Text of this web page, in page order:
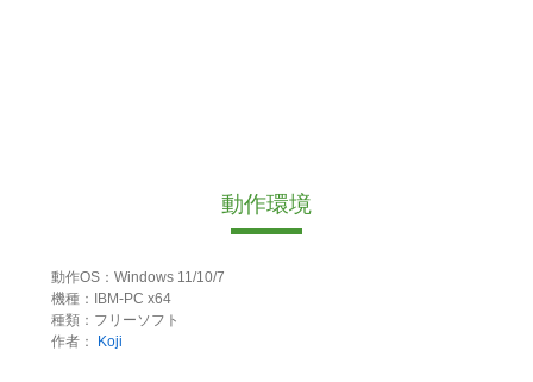
動作環境
動作OS：Windows 11/10/7
機種：IBM-PC x64
種類：フリーソフト
作者：
Koji